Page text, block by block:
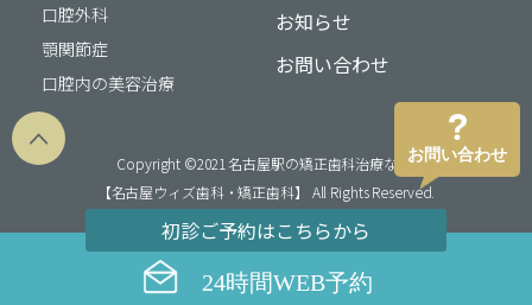
口腔外科
顎関節症
口腔内の美容治療
お知らせ
お問い合わせ
Copyright ©2021 名古屋駅の矯正歯科治療なら
【名古屋ウィズ歯科・矯正歯科】 All Rights Reserved.
初診ご予約はこちらから
24時間WEB予約
お問い合わせ